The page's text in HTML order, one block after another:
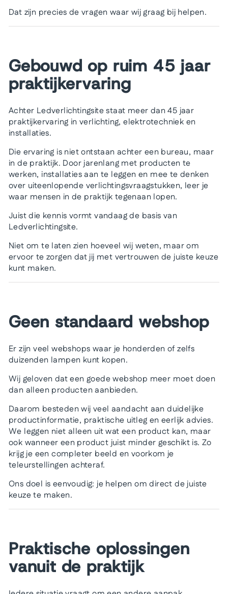
Dat zijn precies de vragen waar wij graag bij helpen.
Gebouwd op ruim 45 jaar
praktijkervaring
Achter Ledverlichtingsite staat meer dan 45 jaar
praktijkervaring in verlichting, elektrotechniek en
installaties.
Die ervaring is niet ontstaan achter een bureau, maar
in de praktijk. Door jarenlang met producten te
werken, installaties aan te leggen en mee te denken
over uiteenlopende verlichtingsvraagstukken, leer je
waar mensen in de praktijk tegenaan lopen.
Juist die kennis vormt vandaag de basis van
Ledverlichtingsite.
Niet om te laten zien hoeveel wij weten, maar om
ervoor te zorgen dat jij met vertrouwen de juiste keuze
kunt maken.
Geen standaard webshop
Er zijn veel webshops waar je honderden of zelfs
duizenden lampen kunt kopen.
Wij geloven dat een goede webshop meer moet doen
dan alleen producten aanbieden.
Daarom besteden wij veel aandacht aan duidelijke
productinformatie, praktische uitleg en eerlijk advies.
We leggen niet alleen uit wat een product kan, maar
ook wanneer een product juist minder geschikt is. Zo
krijg je een completer beeld en voorkom je
teleurstellingen achteraf.
Ons doel is eenvoudig: je helpen om direct de juiste
keuze te maken.
Praktische oplossingen
vanuit de praktijk